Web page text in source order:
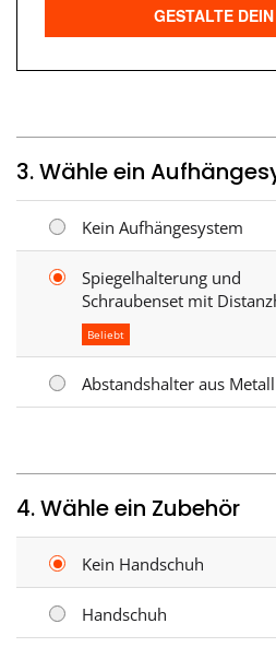
GESTALTE
3. Wähle ein
Kein Aufhängesystem
Spiegelhalterung und
Schraubenset mit
Beliebt
Abstandshalter aus Metall
4. Wähle ein Zubehör
Kein Handschuh
Handschuh